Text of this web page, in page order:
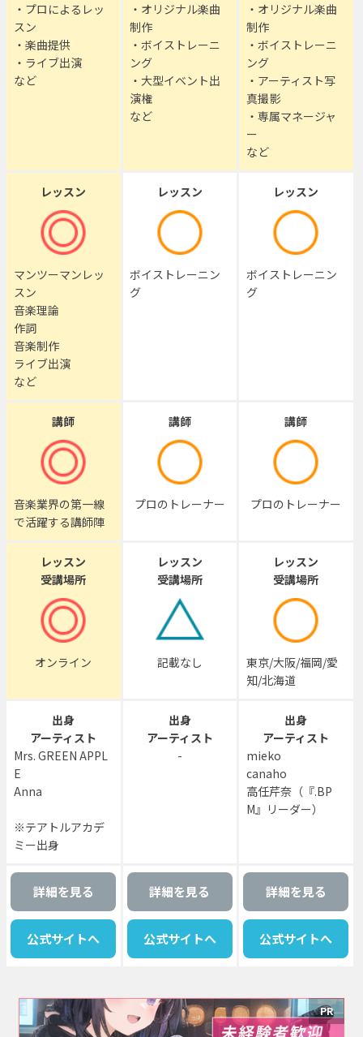
・プロによるレッ
スン
・楽曲提供
・ライブ出演
など
・オリジナル楽曲
制作
・ボイストレーニ
ング
・大型イベント出
演権
など
・オリジナル楽曲
制作
・ボイストレーニ
ング
・アーティスト写
真撮影
・専属マネージャ
ー
など
レッスン
マンツーマンレッ
スン
音楽理論
作詞
音楽制作
ライブ出演
など
レッスン
ボイストレーニン
グ
レッスン
ボイストレーニン
グ
講師
音楽業界の第一線
で活躍する講師陣
講師
プロのトレーナー
講師
プロのトレーナー
レッスン
受講場所
オンライン
レッスン
受講場所
記載なし
レッスン
受講場所
東京/大阪/福岡/愛
知/北海道
出身
アーティスト
Mrs. GREEN APPL
E
Anna
※テアトルアカデ
ミー出身
出身
アーティスト
-
出身
アーティスト
mieko
canaho
高任芹奈（『.BP
M』リーダー）
詳細を見る
公式サイトへ
詳細を見る
公式サイトへ
詳細を見る
公式サイトへ
PR